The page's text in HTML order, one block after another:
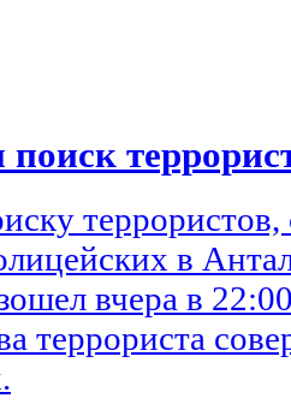
в
вчера в
террориста